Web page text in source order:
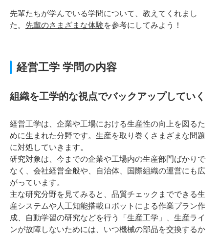
先輩たちが学んでいる学問について、教えてくれまし
た。 先輩のさまざまな体験を参考にしてみよう！
経営工学 学問の内容
組織を工学的な視点でバックアップしていく
経営工学は、企業や工場における生産性の向上を図るた
めに生まれた分野です。生産を取り巻くさまざまな問題
に対処していきます。
研究対象は、今までの企業や工場内の生産部門ばかりで
なく、会社経営全般や、自治体、国際組織の運営にも広
がっています。
主な研究分野を見てみると、品質チェックまでできる生
産システムや人工知能搭載ロボットによる作業プラン作
成、自動学習の研究などを行う「生産工学」、生産ライ
ンが故障しないためには、いつ機械の部品を交換するか